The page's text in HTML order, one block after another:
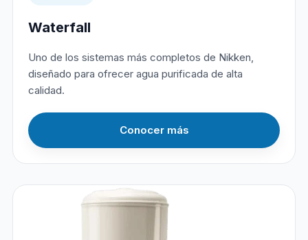
Waterfall
Uno de los sistemas más completos de Nikken,
diseñado para ofrecer agua purificada de alta
calidad.
Conocer más